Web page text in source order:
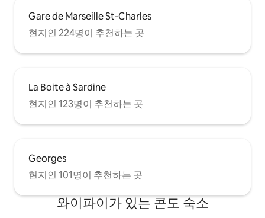
Gare de Marseille St-Charles
현지인 224명이 추천하는 곳
La Boite à Sardine
현지인 123명이 추천하는 곳
Georges
현지인 101명이 추천하는 곳
와이파이가 있는 콘도 숙소